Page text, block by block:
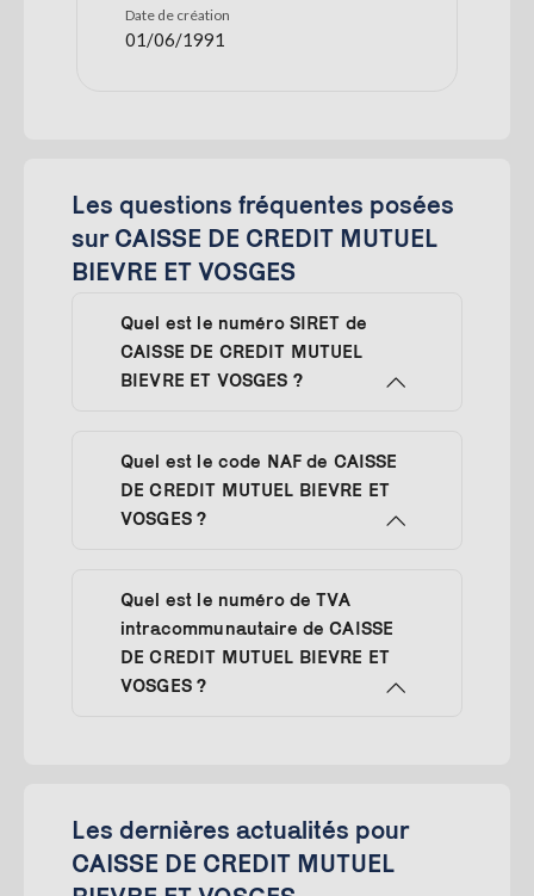
Date de création
01/06/1991
Les questions fréquentes posées
sur CAISSE DE CREDIT MUTUEL
BIEVRE ET VOSGES
Quel est le numéro SIRET de
CAISSE DE CREDIT MUTUEL
BIEVRE ET VOSGES ?
Quel est le code NAF de CAISSE
DE CREDIT MUTUEL BIEVRE ET
VOSGES ?
Quel est le numéro de TVA
intracommunautaire de CAISSE
DE CREDIT MUTUEL BIEVRE ET
VOSGES ?
Les dernières actualités pour
CAISSE DE CREDIT MUTUEL